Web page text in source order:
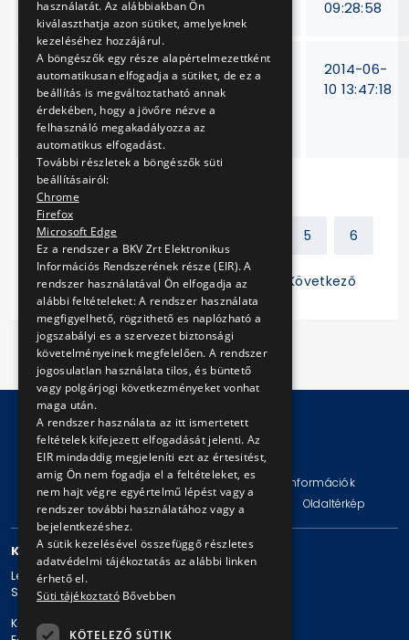
javítása, felújítása
09:28:58
Autóbusz és
trolibusz
karosszéria elemek
beszerzése
15/T-
66/2013
2014-06-
10 13:47:18
Előző 5 6
7 8 9 10 11 Következő
© Copyright 2026 BKV Zrt.
Impresszum Jogi nyilatkozat
Technikai információk
Adatvédelmi politika és tájékoztatások
Oldaltérkép
KAPCSOLAT
Levelezési cím: 1980 Budapest, Pf. 11.
Székhely: 1980 Budapest, Akácfa u. 15.
Központi telefonszám: + 36 1 461-65-00
használatát. Az alábbiakban Ön
kiválaszthatja azon sütiket, amelyeknek
kezeléséhez hozzájárul.
A böngészők egy része alapértelmezettként
automatikusan elfogadja a sütiket, de ez a
beállítás is megváltoztatható annak
érdekében, hogy a jövőre nézve a
felhasználó megakadályozza az
automatikus elfogadást.
További részletek a böngészők süti
beállításairól:
Chrome
Firefox
Microsoft Edge
Ez a rendszer a BKV Zrt Elektronikus
Információs Rendszerének része (EIR). A
rendszer használatával Ön elfogadja az
alábbi feltételeket: A rendszer használata
megfigyelhető, rögzithető es naplózható a
jogszabályi es a szervezet biztonsági
követelményeinek megfelelően. A rendszer
jogosulatlan használata tilos, és büntető
vagy polgárjogi következményeket vonhat
maga után.
A rendszer használata az itt ismertetett
feltételek kifejezett elfogadását jelenti. Az
EIR mindaddig megjeleníti ezt az értesitést,
amig Ön nem fogadja el a feltételeket, es
nem hajt végre egyértelmű lépést vagy a
rendszer további használatához vagy a
bejelentkezéshez.
A sütik kezelésével összefüggő részletes
adatvédelmi tájékoztatás az alábbi linken
érhető el.
Süti tájékoztató Bővebben
KÖTELEZŐ SÜTIK